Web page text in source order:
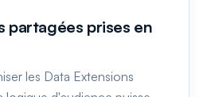
partagées prises en
les Data Extensions